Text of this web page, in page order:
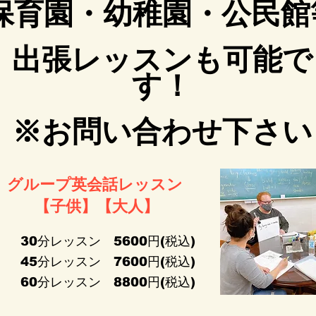
​グループ英会話レッスン
【​子供】【大人】
30分レッスン 5600円 (税込)
45分レッスン 7600円(税込)
60分レッスン 8800円(税込)
育園・幼稚園・公民
​出張レッスンも可能で
す！
※お問い合わせ下さい​